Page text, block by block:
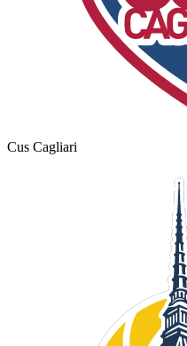
Cus Cagliari